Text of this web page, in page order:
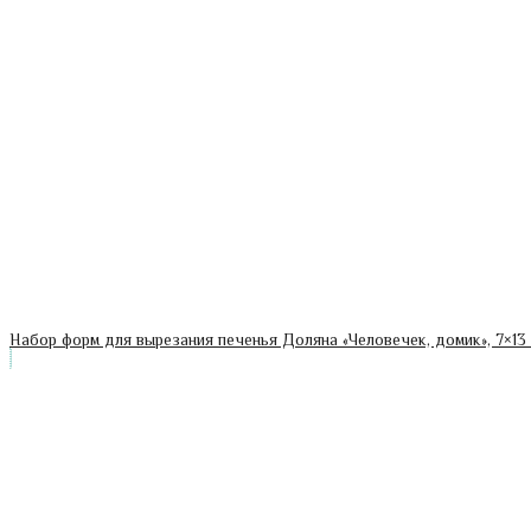
Набор форм для вырезания печенья Доляна «Человечек, домик»,